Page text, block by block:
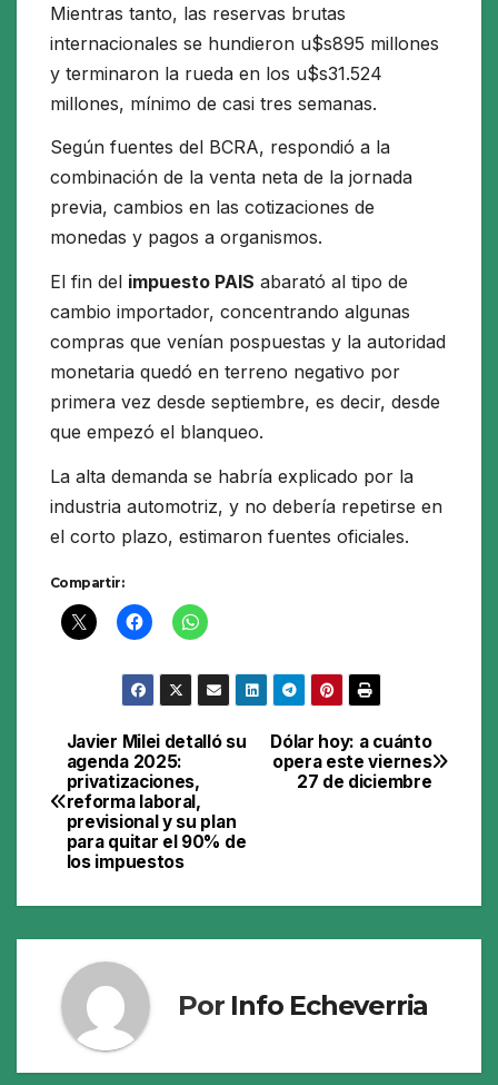
Mientras tanto, las reservas brutas
internacionales se hundieron u$s895 millones
y terminaron la rueda en los u$s31.524
millones, mínimo de casi tres semanas.
Según fuentes del BCRA, respondió a la
combinación de la venta neta de la jornada
previa, cambios en las cotizaciones de
monedas y pagos a organismos.
El fin del impuesto PAIS abarató al tipo de
cambio importador, concentrando algunas
compras que venían pospuestas y la autoridad
monetaria quedó en terreno negativo por
primera vez desde septiembre, es decir, desde
que empezó el blanqueo.
La alta demanda se habría explicado por la
industria automotriz, y no debería repetirse en
el corto plazo, estimaron fuentes oficiales.
Compartir:
Navegación
de
entradas
Dólar hoy: a cuánto
opera este viernes
27 de diciembre
Javier Milei detalló su
agenda 2025:
privatizaciones,
reforma laboral,
previsional y su plan
para quitar el 90% de
los impuestos
Por Info Echeverria